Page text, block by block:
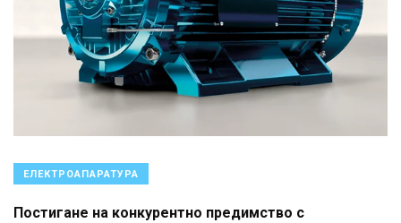
ЕЛЕКТРОАПАРАТУРА
Постигане на конкурентно предимство с